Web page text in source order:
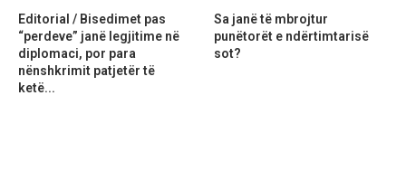
Editorial / Bisedimet pas
“perdeve” janë legjitime në
diplomaci, por para
nënshkrimit patjetër të
ketë...
Sa janë të mbrojtur
punëtorët e ndërtimtarisë
sot?